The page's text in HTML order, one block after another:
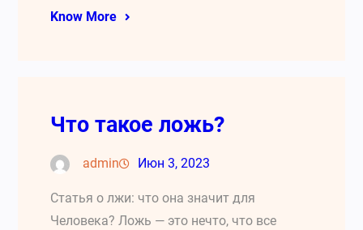
Know More
Что такое ложь?
admin Июн 3, 2023
Статья о лжи: что она значит для
Человека? Ложь — это нечто, что все